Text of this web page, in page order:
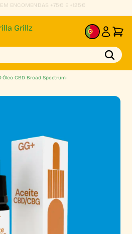
DESDE 0,85€/GR
PT
›Óleo CBD Broad Spectrum›